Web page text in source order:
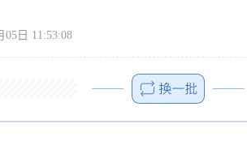
05日 11:53:08